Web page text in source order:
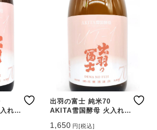
れ
出羽の富士 純米70
AKITA雪国酵母 火入れ
1,650 円[税込]